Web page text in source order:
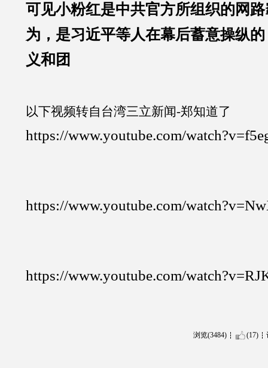
可见小粉红是中共官方所组织的网
为，是习近平等人在幕后蓄意操纵
义和团
以下视频转自台湾三立新闻-郑知道了
https://www.youtube.com/
https://www.youtube.com/
https://www.youtube.com/
浏览(3484) (17)